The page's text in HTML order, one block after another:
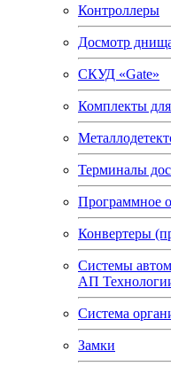
Контроллеры
Досмотр
СКУД «Gate»
Комплекты
Терминалы
Программное
Конвертеры
Системы
АП
Система
Замки